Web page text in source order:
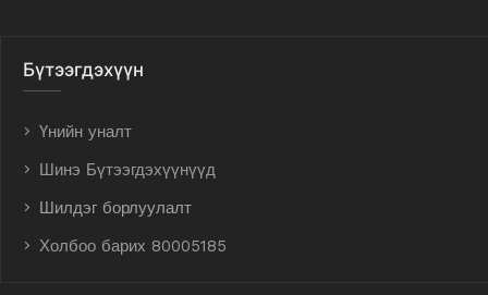
Бүтээгдэхүүн
Үнийн уналт
Шинэ Бүтээгдэхүүнүүд
Шилдэг борлуулалт
Холбоо барих 80005185